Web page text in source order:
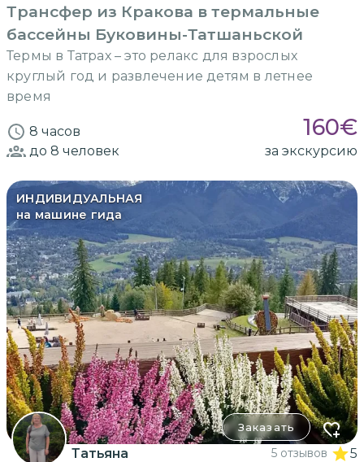
Трансфер из Кракова в термальные
бассейны Буковины-Татшаньской
Термы в Татрах – это релакс для взрослых
круглый год и развлечение детям в летнее
время
8 часов 160€
до 8 человек за экскурсию
ИНДИВИДУАЛЬНАЯ
на машине гида
Заказать
Татьяна 5 отзывов 5